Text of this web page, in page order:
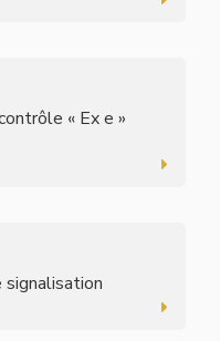
« Ex e »